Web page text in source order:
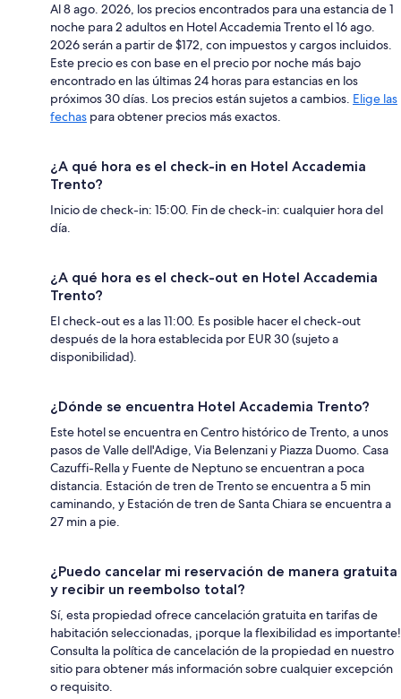
Al 8 ago. 2026, los precios encontrados para una estancia de 1
noche para 2 adultos en Hotel Accademia Trento el 16 ago.
2026 serán a partir de $172, con impuestos y cargos incluidos.
Este precio es con base en el precio por noche más bajo
encontrado en las últimas 24 horas para estancias en los
próximos 30 días. Los precios están sujetos a cambios. Elige las
fechas para obtener precios más exactos.
¿A qué hora es el check-in en Hotel Accademia
Trento?
Inicio de check-in: 15:00. Fin de check-in: cualquier hora del
día.
¿A qué hora es el check-out en Hotel Accademia
Trento?
El check-out es a las 11:00. Es posible hacer el check-out
después de la hora establecida por EUR 30 (sujeto a
disponibilidad).
¿Dónde se encuentra Hotel Accademia Trento?
Este hotel se encuentra en Centro histórico de Trento, a unos
pasos de Valle dell'Adige, Via Belenzani y Piazza Duomo. Casa
Cazuffi-Rella y Fuente de Neptuno se encuentran a poca
distancia. Estación de tren de Trento se encuentra a 5 min
caminando, y Estación de tren de Santa Chiara se encuentra a
27 min a pie.
¿Puedo cancelar mi reservación de manera gratuita
y recibir un reembolso total?
Sí, esta propiedad ofrece cancelación gratuita en tarifas de
habitación seleccionadas, ¡porque la flexibilidad es importante!
Consulta la política de cancelación de la propiedad en nuestro
sitio para obtener más información sobre cualquier excepción
o requisito.